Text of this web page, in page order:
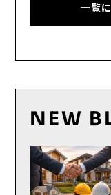
一覧
NEW